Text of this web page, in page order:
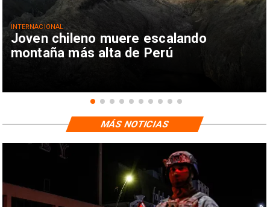
Joven chileno muere escalando
montaña más alta de Perú
INTERNACIONAL
MÁS NOTICIAS